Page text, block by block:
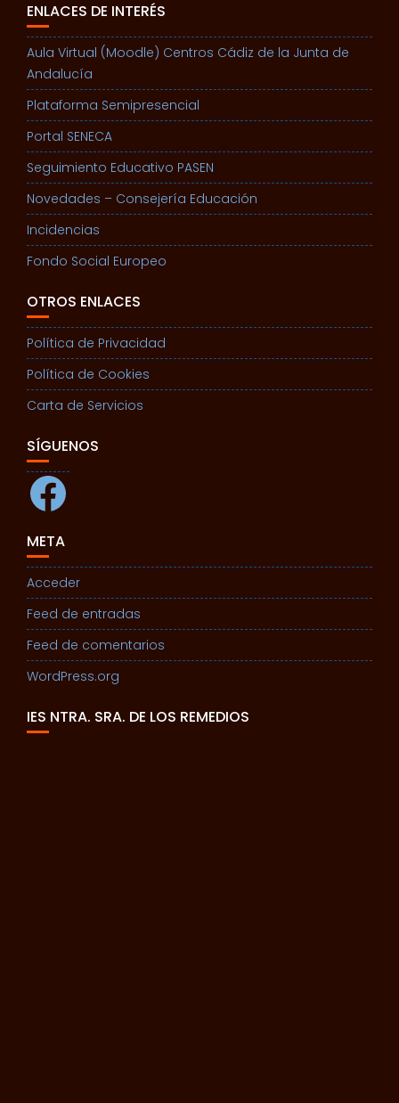
ENLACES DE INTERÉS
Aula Virtual (Moodle) Centros Cádiz de la Junta de
Andalucía
Plataforma Semipresencial
Portal SENECA
Seguimiento Educativo PASEN
Novedades – Consejería Educación
Incidencias
Fondo Social Europeo
OTROS ENLACES
Política de Privacidad
Política de Cookies
Carta de Servicios
SÍGUENOS
Facebook
META
Acceder
Feed de entradas
Feed de comentarios
WordPress.org
IES NTRA. SRA. DE LOS REMEDIOS